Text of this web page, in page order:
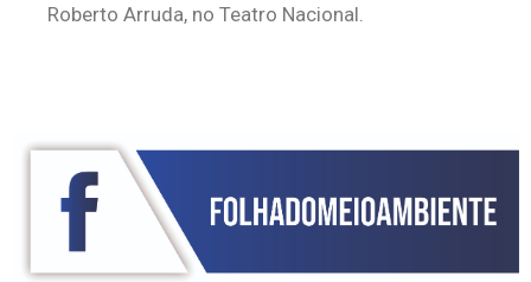
Roberto Arruda, no Teatro Nacional.